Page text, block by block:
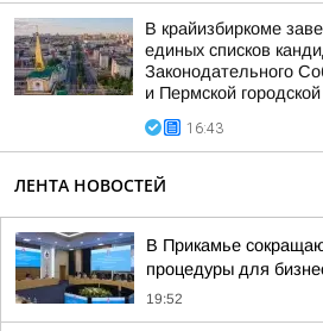
В крайизбиркоме
единых списков
Законодательного
и Пермской
16:43
ЛЕНТА НОВОСТЕЙ
В Прикамье
процедуры для
19:52